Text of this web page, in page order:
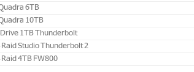
6TB
10TB
1TB Thunderbolt
Studio Thunderbolt 2
4TB FW800